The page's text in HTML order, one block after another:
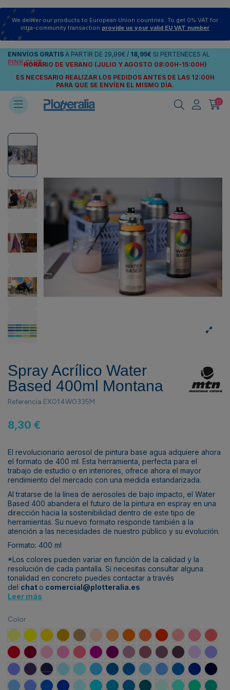
We deliver our products to European Union countries. To get 0% VAT for
intra-community transaction provide us your valid EU VAT number
ENNVÍOS GRATIS A PARTIR DE 29,99€ / 18,95€ SI PERTENECES AL
PINK CLUB
HORARIO DE VERANO (JULIO Y AGOSTO 08:00H-15:00H)
ES NECESARIO REALIZAR LOS PEDIDOS ANTES DE LAS 12:00H
PARA QUE SE ENVÍEN EL MISMO DÍA.
0
Spray Acrílico Water
Based 400ml Montana
Referencia EX014W0335M
8,30 €
El revolucionario aerosol de pintura base agua adquiere ahora
el formato de 400 ml. Esta herramienta, perfecta para el
trabajo de estudio o en interiores, ofrece ahora el mayor
rendimiento del mercado con una medida estandarizada.
Al tratarse de la línea de aerosoles de bajo impacto, el Water
Based 400 abandera el futuro de la pintura en espray en una
dirección hacia la sostenibilidad dentro de este tipo de
herramientas. Su nuevo formato responde también a la
atención a las necesidades de nuestro público y su evolución.
Formato: 400 ml
*Los colores pueden variar en función de la calidad y la
resolución de cada pantalla. Si necesitas consultar alguna
tonalidad en concreto puedes contactar a través
del chat o comercial@plotteralia.es
Leer más
Color
Amarillo Playa
Amarillo Claro
Amarillo Eldorado
Amarillo Jericó
Marrón Kruger
Naranja Dalai
MandarinaNaranjaNaranja Calcuta
Naranja Oriente
Rojo Medusa
Rojo BudaRojo
Rojo MadridRojo Burdeos
Rosa VicioRosa AmorMagentaRojo MerlotRojo VinoVioleta BrujaVioleta Geisha
Rojo RiojaRojo TaurusVioleta Abril
UltravioletaVioleta Venus
Violeta Cosmos
Azul Gumball
Azul ÁrticoAzul AvatarAzul Eléctrico
Azul Tornado
Azul Katmandú
Azul SueñoAzul Esperanza
Azul Azul
Azul Mikonos
Azul OnaAzul 123 Klan
Azul LesbosAzul HawaiiAzul FijiAzul ReefAzul PlanetaAzul ÍndigoVerde MaxVerde ParísVerde UFO